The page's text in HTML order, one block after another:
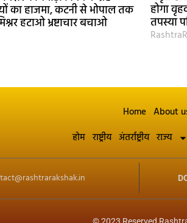
का हाजमा, कटनी से भोपाल तक
हटाओ भ्रष्टाचार बचाओ
होगा
तपस्या
Home About
होम राष्ट्रीय अंतर्राष्ट्रीय राज्य